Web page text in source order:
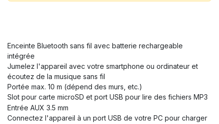
Enceinte Bluetooth sans fil avec batterie rechargeable
intégrée
Jumelez l'appareil avec votre smartphone ou ordinateur et
écoutez de la musique sans fil
Portée max. 10 m (dépend des murs, etc.)
Slot pour carte microSD et port USB pour lire des fichiers MP3
Entrée AUX 3.5 mm
Connectez l'appareil à un port USB de votre PC pour charger